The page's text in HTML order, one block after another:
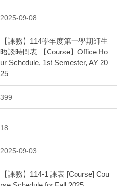
2025-09-08
【課務】114學年度第一學期師生
晤談時間表 【Course】Office Ho
ur Schedule, 1st Semester, AY 20
25
399
18
2025-09-03
【課務】114-1 課表 [Course] Cou